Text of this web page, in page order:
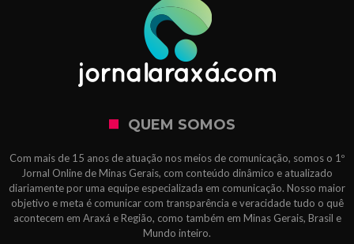
QUEM SOMOS
Com mais de 15 anos de atuação nos meios de comunicação, somos o 1º
Jornal Online de Minas Gerais, com conteúdo dinâmico e atualizado
diariamente por uma equipe especializada em comunicação. Nosso maior
objetivo e meta é comunicar com transparência e veracidade tudo o quê
acontecem em Araxá e Região, como também em Minas Gerais, Brasil e
Mundo inteiro.